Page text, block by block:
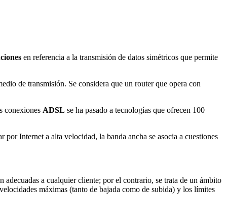
en referencia a la transmisión de datos simétricos que permite
de transmisión. Se considera que un router que opera con
conexiones ADSL se ha pasado a tecnologías que ofrecen 100
Internet a alta velocidad, la banda ancha se asocia a cuestiones
a cualquier cliente; por el contrario, se trata de un ámbito
máximas (tanto de bajada como de subida) y los límites